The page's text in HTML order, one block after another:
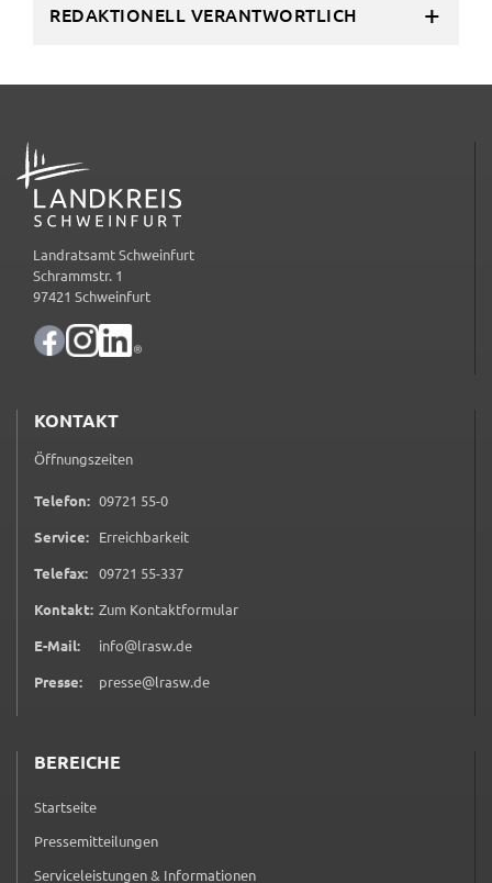
REDAKTIONELL VERANTWORTLICH
ADRESSE
Landratsamt Schweinfurt
Schrammstr. 1
97421 Schweinfurt
KONTAKT
Öffnungszeiten
Telefon: 09721 55-00 9 7 2 1 5 5 0
Service: Erreichbarkeit
Telefax: 09721 55-3370 9 7 2 1 5 5 3 3 7
Kontakt: Zum Kontaktformular(öffnet in neuem Tab)
E-Mail:
info@lrasw.de
Presse:
presse@lrasw.de
BEREICHE
Startseite
Pressemitteilungen
Serviceleistungen & Informationen